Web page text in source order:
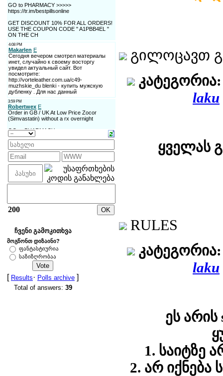
200
ჩვენი გამოკითხვა
მოგწონთ დიზაინი?
ფანტასტიურია
საზიზღრობაა
[ Results· Polls archive ]
Total of answers: 39
გილოცავთ
კატეგორია:
laku
ყველას
RULES
კატეგორია:
laku
ეს არის
1. საიტზე
2. არ იქნება